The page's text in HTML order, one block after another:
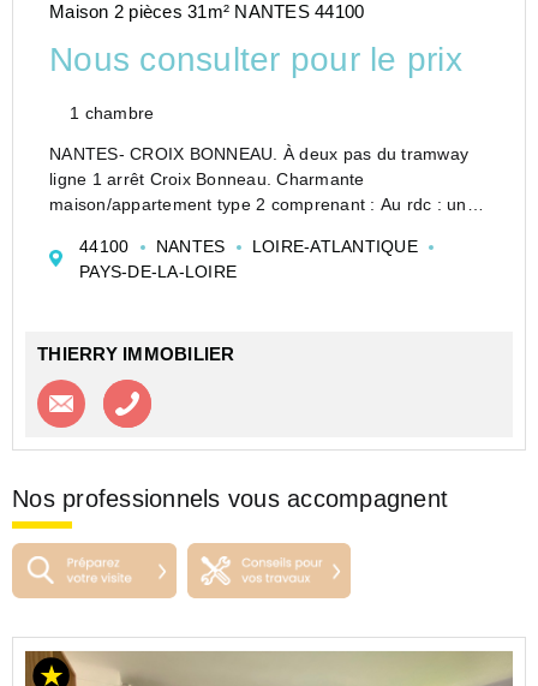
Maison 2 pièces 31m² NANTES 44100
Nous consulter pour le prix
1 chambre
NANTES- CROIX BONNEAU. À deux pas du tramway
ligne 1 arrêt Croix Bonneau. Charmante
maison/appartement type 2 comprenant : Au rdc : un
hotte, de plaques et d'un four, wc. À l'étage : une cha...
44100 NANTES
LOIRE-ATLANTIQUE
PAYS-DE-LA-LOIRE
THIERRY IMMOBILIER
Contacter l'agence
Nos professionnels vous accompagnent